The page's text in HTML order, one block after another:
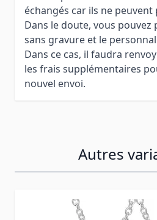
échangés car ils ne
Dans le doute, vous pouvez
sans gravure et le
Dans ce cas, il faudra
les frais supplémentaires
nouvel envoi.
Autres